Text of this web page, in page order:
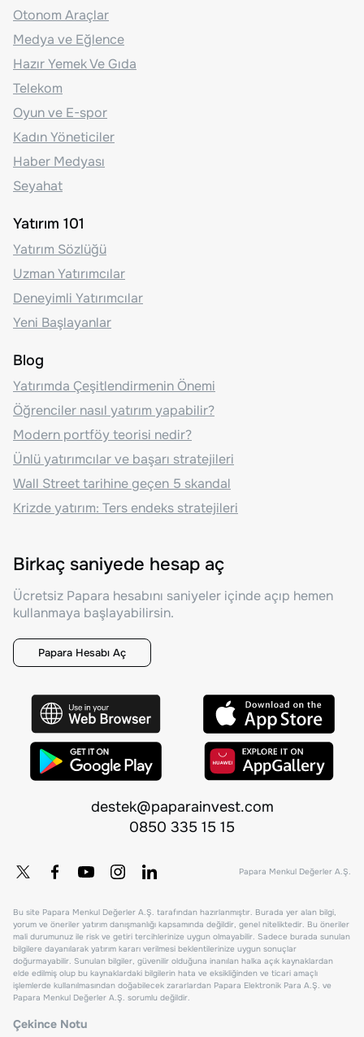
Otonom Araçlar
Medya ve Eğlence
Hazır Yemek Ve Gıda
Telekom
Oyun ve E-spor
Kadın Yöneticiler
Haber Medyası
Seyahat
Yatırım 101
Yatırım Sözlüğü
Uzman Yatırımcılar
Deneyimli Yatırımcılar
Yeni Başlayanlar
Blog
Yatırımda Çeşitlendirmenin Önemi
Öğrenciler nasıl yatırım yapabilir?
Modern portföy teorisi nedir?
Ünlü yatırımcılar ve başarı stratejileri
Wall Street tarihine geçen 5 skandal
Krizde yatırım: Ters endeks stratejileri
Birkaç saniyede hesap aç
Ücretsiz Papara hesabını saniyeler içinde açıp hemen
kullanmaya başlayabilirsin.
Papara Hesabı Aç
destek@paparainvest.com
0850 335 15 15
Papara Menkul Değerler A.Ş.
Bu site Papara Menkul Değerler A.Ş. tarafından hazırlanmıştır. Burada yer alan bilgi,
yorum ve öneriler yatırım danışmanlığı kapsamında değildir, genel niteliktedir. Bu öneriler
mali durumunuz ile risk ve getiri tercihlerinize uygun olmayabilir. Sadece burada sunulan
bilgilere dayanılarak yatırım kararı verilmesi beklentilerinize uygun sonuçlar
doğurmayabilir. Sunulan bilgiler, güvenilir olduğuna inanılan halka açık kaynaklardan
elde edilmiş olup bu kaynaklardaki bilgilerin hata ve eksikliğinden ve ticari amaçlı
işlemlerde kullanılmasından doğabilecek zararlardan Papara Elektronik Para A.Ş. ve
Papara Menkul Değerler A.Ş. sorumlu değildir.
Çekince Notu